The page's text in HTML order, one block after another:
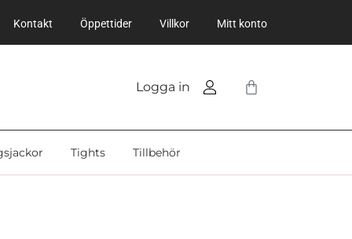
Kontakt Öppettider Villkor Mitt konto
Logga in
Tights Tillbehör